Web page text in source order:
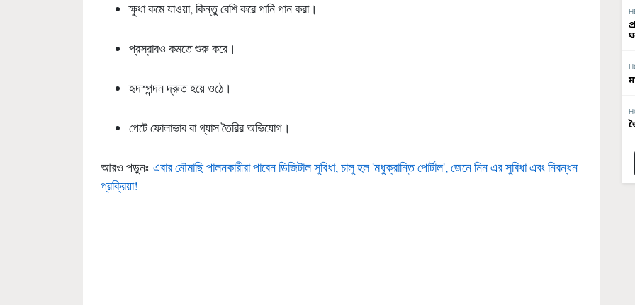
ক্ষুধা কমে যাওয়া, কিন্তু বেশি করে পানি পান করা।
প্রস্রাবও কমতে শুরু করে।
হৃদস্পন্দন দ্রুত হয়ে ওঠে।
পেটে ফোলাভাব বা গ্যাস তৈরির অভিযোগ।
আরও পড়ুনঃ এবার মৌমাছি পালনকারীরা পাবেন ডিজিটাল সুবিধা, চালু হল 'মধুক্রান্তি পোর্টাল', জেনে নিন এর সুবিধা এবং নিবন্ধন
প্রক্রিয়া!